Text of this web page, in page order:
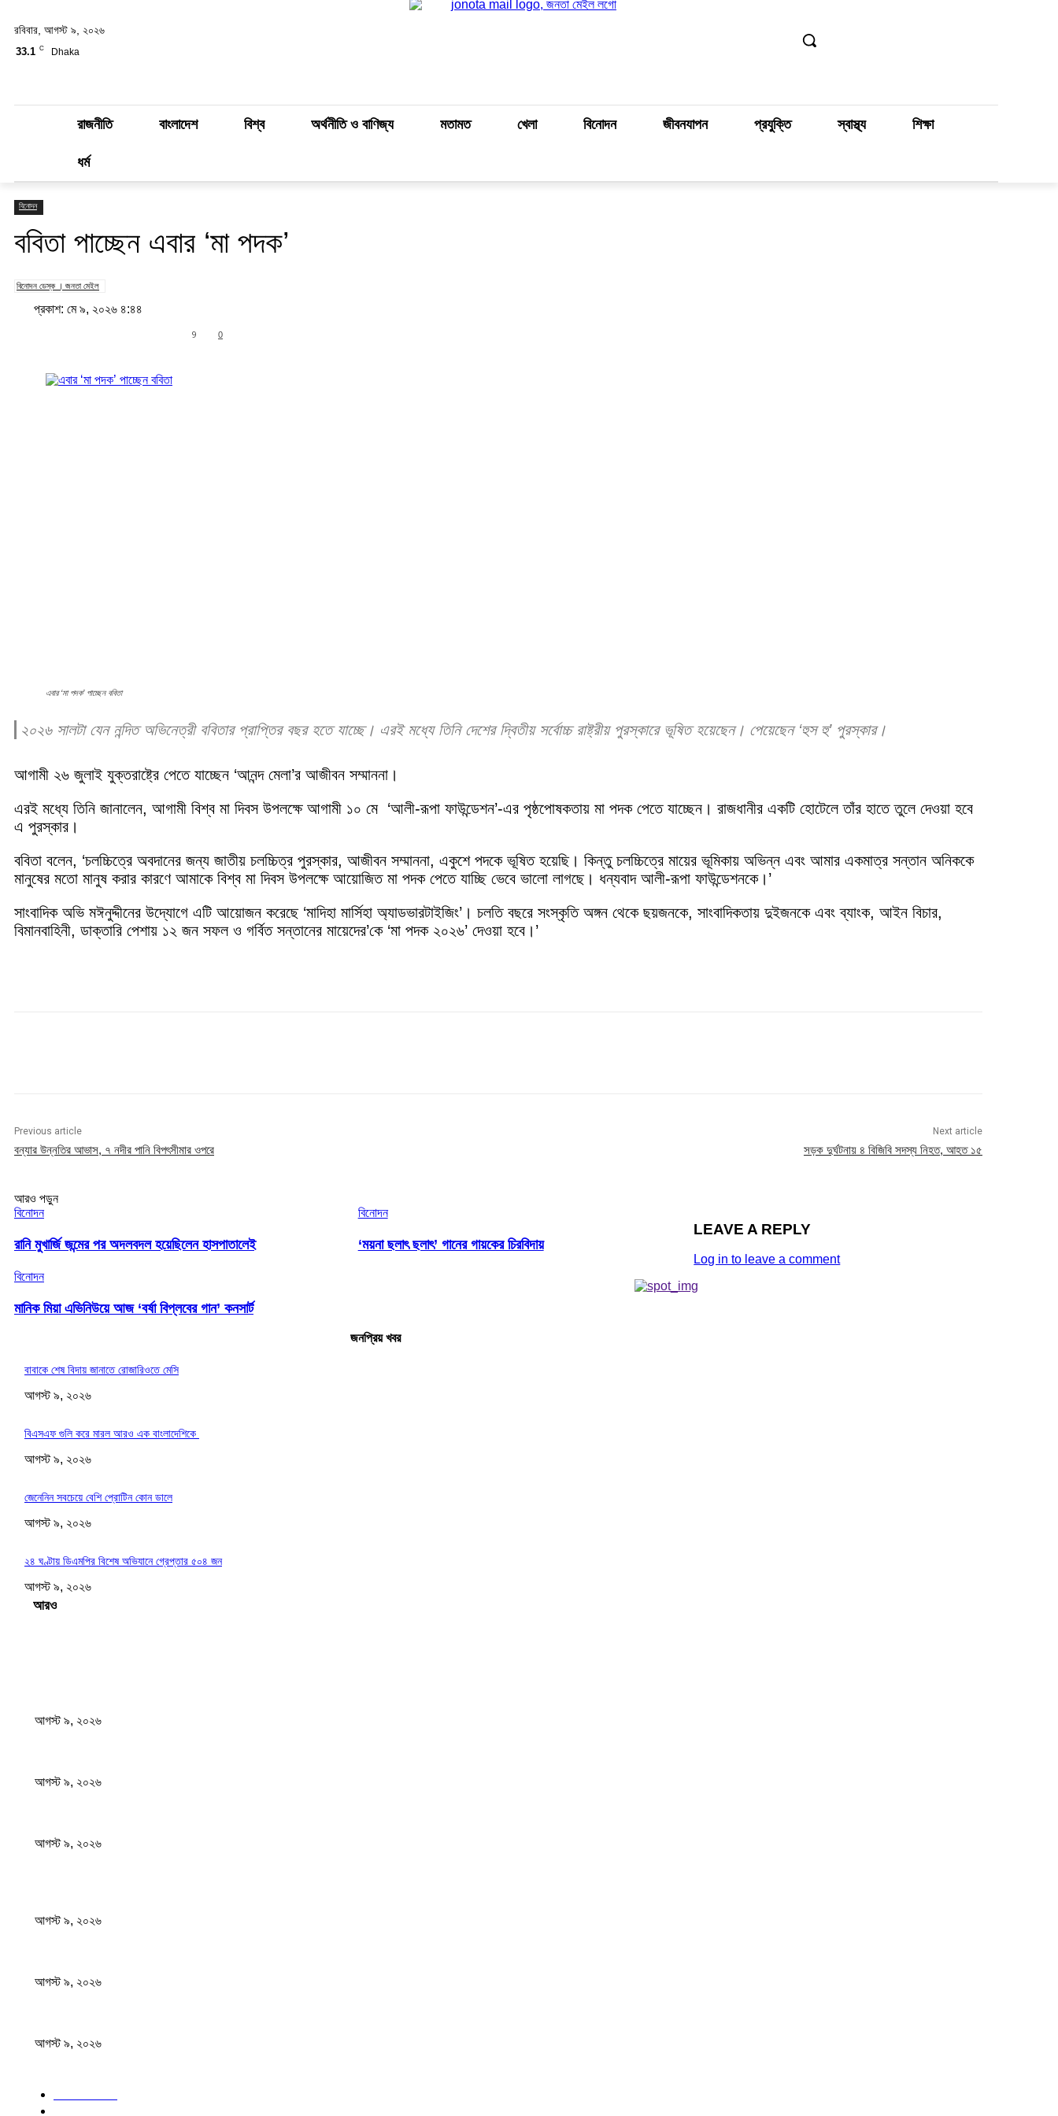
রবিবার, আগস্ট ৯, ২০২৬
33.1 C Dhaka
রাজনীতি বাংলাদেশ বিশ্ব অর্থনীতি ও বাণিজ্য মতামত খেলা বিনোদন জীবনযাপন প্রযুক্তি স্বাস্থ্য শিক্ষা
ধর্ম
বিনোদন
ববিতা পাচ্ছেন এবার ‘মা পদক’
বিনোদন ডেস্ক । জনতা মেইল
প্রকাশ: মে ৯, ২০২৬ ৪:৪৪
0
9
এবার ‘মা পদক’ পাচ্ছেন ববিতা
২০২৬ সালটা যেন নন্দিত অভিনেত্রী ববিতার প্রাপ্তির বছর হতে যাচ্ছে। এরই মধ্যে তিনি দেশের দ্বিতীয় সর্বোচ্চ রাষ্ট্রীয় পুরস্কারে ভূষিত হয়েছেন। পেয়েছেন ‘হুস হু’ পুরস্কার।
আগামী ২৬ জুলাই যুক্তরাষ্ট্রে পেতে যাচ্ছেন ‘আনন্দ মেলা’র আজীবন সম্মাননা।
এরই মধ্যে তিনি জানালেন, আগামী বিশ্ব মা দিবস উপলক্ষে আগামী ১০ মে ‘আলী-রূপা ফাউন্ডেশন’-এর পৃষ্ঠপোষকতায় মা পদক পেতে যাচ্ছেন। রাজধানীর একটি হোটেলে তাঁর হাতে তুলে দেওয়া হবে
এ পুরস্কার।
ববিতা বলেন, ‘চলচ্চিত্রে অবদানের জন্য জাতীয় চলচ্চিত্র পুরস্কার, আজীবন সম্মাননা, একুশে পদকে ভূষিত হয়েছি। কিন্তু চলচ্চিত্রে মায়ের ভূমিকায় অভিন্ন এবং আমার একমাত্র সন্তান অনিককে
মানুষের মতো মানুষ করার কারণে আমাকে বিশ্ব মা দিবস উপলক্ষে আয়োজিত মা পদক পেতে যাচ্ছি ভেবে ভালো লাগছে। ধন্যবাদ আলী-রূপা ফাউন্ডেশনকে।’
সাংবাদিক অভি মঈনুদ্দীনের উদ্যোগে এটি আয়োজন করেছে ‘মাদিহা মার্সিহা অ্যাডভারটাইজিং’। চলতি বছরে সংস্কৃতি অঙ্গন থেকে ছয়জনকে, সাংবাদিকতায় দুইজনকে এবং ব্যাংক, আইন বিচার,
বিমানবাহিনী, ডাক্তারি পেশায় ১২ জন সফল ও গর্বিত সন্তানের মায়েদের’কে ‘মা পদক ২০২৬’ দেওয়া হবে।’
Previous article
বন্যার উন্নতির আভাস, ৭ নদীর পানি বিপৎসীমার ওপরে
Next article
সড়ক দুর্ঘটনায় ৪ বিজিবি সদস্য নিহত, আহত ১৫
আরও পড়ুন
বিনোদন
রানি মুখার্জি জন্মের পর অদলবদল হয়েছিলেন হাসপাতালেই
বিনোদন
‘ময়না ছলাৎ ছলাৎ’ গানের গায়কের চিরবিদায়
বিনোদন
মানিক মিয়া এভিনিউয়ে আজ ‘বর্ষা বিপ্লবের গান’ কনসার্ট
LEAVE A REPLY
Log in to leave a comment
জনপ্রিয় খবর
বাবাকে শেষ বিদায় জানাতে রোজারিওতে মেসি
আগস্ট ৯, ২০২৬
বিএসএফ গুলি করে মারল আরও এক বাংলাদেশিকে
আগস্ট ৯, ২০২৬
জেনেনিন সবচেয়ে বেশি প্রোটিন কোন ডালে
আগস্ট ৯, ২০২৬
২৪ ঘণ্টায় ডিএমপির বিশেষ অভিযানে গ্রেপ্তার ৫০৪ জন
আগস্ট ৯, ২০২৬
Load more
আগস্ট ৯, ২০২৬
আগস্ট ৯, ২০২৬
আগস্ট ৯, ২০২৬
আগস্ট ৯, ২০২৬
আগস্ট ৯, ২০২৬
আগস্ট ৯, ২০২৬